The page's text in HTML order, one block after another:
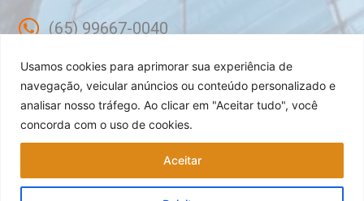
Usamos cookies para aprimorar sua experiência de
navegação, veicular anúncios ou conteúdo personalizado e
analisar nosso tráfego. Ao clicar em "Aceitar tudo", você
concorda com o uso de cookies.
Aceitar
(65) 99667-0040
contato@mtdiario.com.br
Rua Célebes, 50 - Sala 02 - Jardim
Shangri-lá Cuiabá - MT, CEP: 78070-240